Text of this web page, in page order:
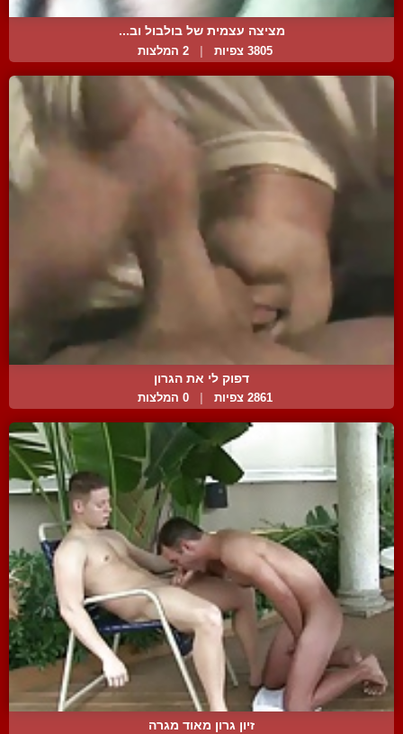
מציצה עצמית של בולבול וב...
3805 צפיות | 2 המלצות
דפוק לי את הגרון
2861 צפיות 0 המלצות
זיון גרון מאוד מגרה